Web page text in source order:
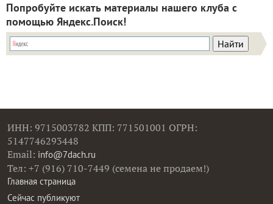
Попробуйте искать материалы нашего клуба с
помощью Яндекс.Поиск!
ИНН: 9715003782 КПП: 771501001 ОГРН:
5147746293448
Email: info@7dach.ru
Тел: +7 (916) 710-7449 (семена не продаем!)
Главная страница
Сейчас публикуют